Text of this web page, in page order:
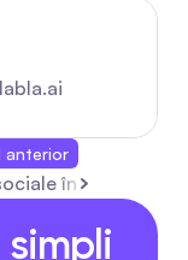
2026 pentru
anterior
în